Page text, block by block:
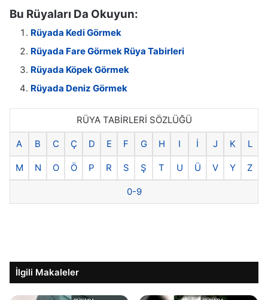
Bu Rüyaları Da Okuyun:
Rüyada Kedi Görmek
Rüyada Fare Görmek Rüya Tabirleri
Rüyada Köpek Görmek
Rüyada Deniz Görmek
RÜYA TABİRLERİ SÖZLÜĞÜ
A B C Ç D E F G H I İ J K L
M N O Ö P R S Ş T U Ü V Y Z
0-9
İlgili Makaleler